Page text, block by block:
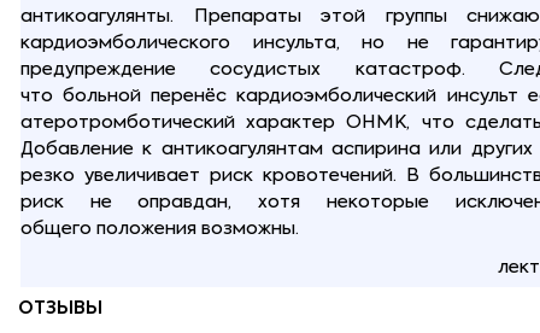
антикоагулянты. Препараты этой группы
кардиоэмболического инсульта, но не
предупреждение сосудистых катастроф.
что больной перенёс кардиоэмболический инсульт
атеротромботический характер ОНМК, что
Добавление к антикоагулянтам аспирина или других
резко увеличивает риск кровотечений. В
риск не оправдан, хотя некоторые
общего положения возможны.
ОТЗЫВЫ